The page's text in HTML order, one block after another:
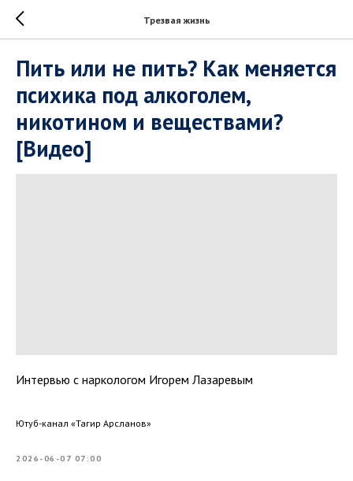
Трезвая жизнь
Пить или не пить? Как меняется
психика под алкоголем,
никотином и веществами?
[Видео]
Интервью с наркологом Игорем Лазаревым
Ютуб-канал «Тагир Арсланов»
2026-06-07 07:00